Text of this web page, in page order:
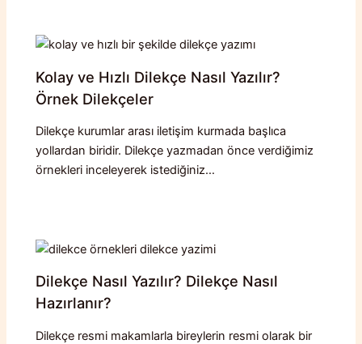
Kolay ve Hızlı Dilekçe Nasıl Yazılır?
Örnek Dilekçeler
Dilekçe kurumlar arası iletişim kurmada başlıca
yollardan biridir. Dilekçe yazmadan önce verdiğimiz
örnekleri inceleyerek istediğiniz…
Dilekçe Nasıl Yazılır? Dilekçe Nasıl
Hazırlanır?
Dilekçe resmi makamlarla bireylerin resmi olarak bir